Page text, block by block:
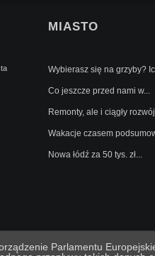
MIASTO
Wybierasz się na grzyby?
Co jeszcze przed nami w...
Remonty, ale i ciągły
Wakacje czasem
Nowa łódź za 50 tys. zł...
Parlamentu